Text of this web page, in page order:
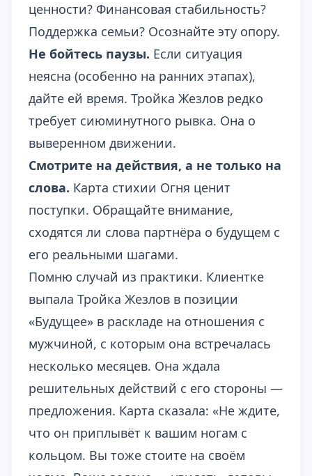
ценности? Финансовая стабильность?
Поддержка семьи? Осознайте эту опору.
Не бойтесь паузы. Если ситуация
неясна (особенно на ранних этапах),
дайте ей время. Тройка Жезлов редко
требует сиюминутного рывка. Она о
выверенном движении.
Смотрите на действия, а не только на
слова. Карта стихии Огня ценит
поступки. Обращайте внимание,
сходятся ли слова партнёра о будущем с
его реальными шагами.
Помню случай из практики. Клиентке
выпала Тройка Жезлов в позиции
«Будущее» в раскладе на отношения с
мужчиной, с которым она встречалась
несколько месяцев. Она ждала
решительных действий с его стороны —
предложения. Карта сказала: «Не ждите,
что он приплывёт к вашим ногам с
кольцом. Вы тоже стоите на своём